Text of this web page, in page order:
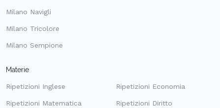
Milano Navigli
Milano Tricolore
Milano Sempione
Materie
Ripetizioni Inglese
Ripetizioni Matematica
Ripetizioni Economia
Ripetizioni Diritto